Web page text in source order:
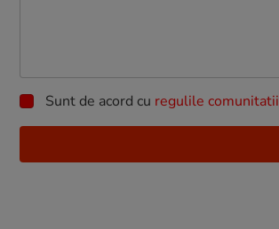
Sunt de acord cu regulile comunitatii